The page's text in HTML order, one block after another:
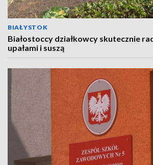
BIAŁYSTOK
Białostoccy działkowcy skutecznie
upałami i suszą